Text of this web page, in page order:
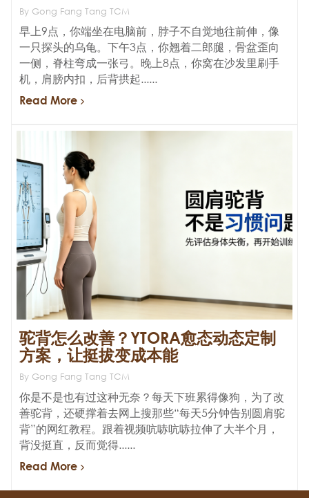
By Gong Fang Tang TCM
早上9点，你端坐在电脑前，脖子不自觉地往前伸，像
一只探头的乌龟。下午3点，你翘着二郎腿，骨盆歪向
一侧，脊柱弯成一张弓。晚上8点，你窝在沙发里刷手
机，肩膀内扣，后背拱起......
Read More
驼背怎么改善？YTORA愈态动态定制
方案，让挺拔变成本能
By Gong Fang Tang TCM
你是不是也有过这种无奈？每天下班累得像狗，为了改
善驼背，还硬撑着去网上搜那些“每天5分钟告别圆肩驼
背”的网红教程。跟着视频吭哧吭哧拉伸了大半个月，
背没挺直，反而觉得......
Read More